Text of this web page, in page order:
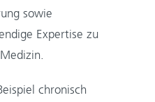
sowie
Expertise zu
chronisch